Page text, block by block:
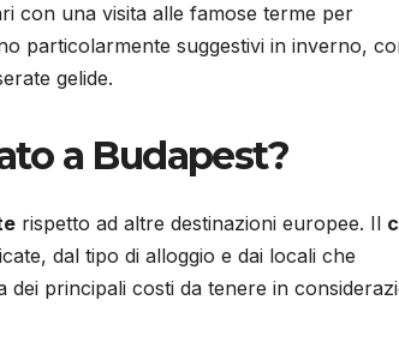
con una visita alle famose terme per
particolarmente suggestivi in inverno,
gelide.
a Budapest?
rispetto ad altre destinazioni europee. Il
dal tipo di alloggio e dai locali che
principali costi da tenere in